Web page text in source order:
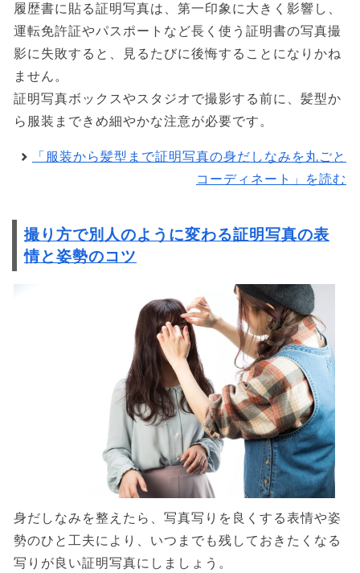
履歴書に貼る証明写真は、第一印象に大きく影響し、
運転免許証やパスポートなど長く使う証明書の写真撮
影に失敗すると、見るたびに後悔することになりかね
ません。
証明写真ボックスやスタジオで撮影する前に、髪型か
ら服装まできめ細やかな注意が必要です。
「服装から髪型まで証明写真の身だしなみを丸ごと
コーディネート」を読む
撮り方で別人のように変わる証明写真の表
情と姿勢のコツ
身だしなみを整えたら、写真写りを良くする表情や姿
勢のひと工夫により、いつまでも残しておきたくなる
写りが良い証明写真にしましょう。